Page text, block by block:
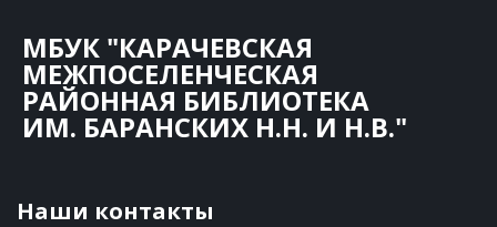
МБУК "КАРАЧЕВСКАЯ
МЕЖПОСЕЛЕНЧЕСКАЯ
РАЙОННАЯ БИБЛИОТЕКА
ИМ. БАРАНСКИХ Н.Н. И Н.В."
Наши контакты